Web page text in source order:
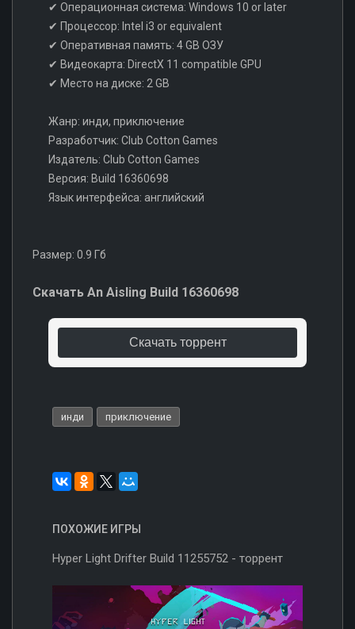
✔ Операционная система: Windows 10 or later
✔ Процессор: Intel i3 or equivalent
✔ Оперативная память: 4 GB ОЗУ
✔ Видеокарта: DirectX 11 compatible GPU
✔ Место на диске: 2 GB
Жанр: инди, приключение
Разработчик: Club Cotton Games
Издатель: Club Cotton Games
Версия: Build 16360698
Язык интерфейса: английский
Размер: 0.9 Гб
Скачать An Aisling Build 16360698
Скачать торрент
инди приключение
ПОХОЖИЕ ИГРЫ
Hyper Light Drifter Build 11255752 - торрент